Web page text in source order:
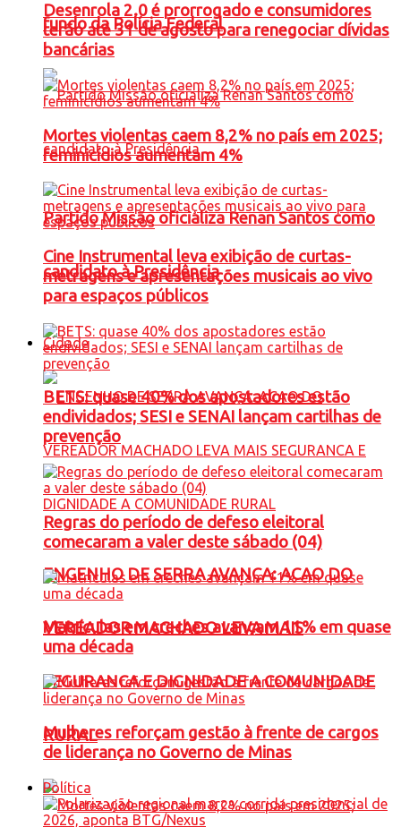
fundo da Polícia Federal
Partido Missão oficializa Renan Santos como
candidato à Presidência
Cidade
ENGENHO DE SERRA AVANÇA: ACAO DO
VEREADOR MACHADO LEVA MAIS
SEGURANCA E DIGNIDADE A COMUNIDADE
RURAL
Desenrola 2.0 é prorrogado e consumidores
terão até 31 de agosto para renegociar dívidas
bancárias
Mortes violentas caem 8,2% no país em 2025;
feminicídios aumentam 4%
Cine Instrumental leva exibição de curtas-
metragens e apresentações musicais ao vivo
para espaços públicos
BETS: quase 40% dos apostadores estão
endividados; SESI e SENAI lançam cartilhas de
prevenção
Regras do período de defeso eleitoral
comecaram a valer deste sábado (04)
Matrículas em creches avançam 11% em quase
uma década
Mulheres reforçam gestão à frente de cargos
de liderança no Governo de Minas
Política